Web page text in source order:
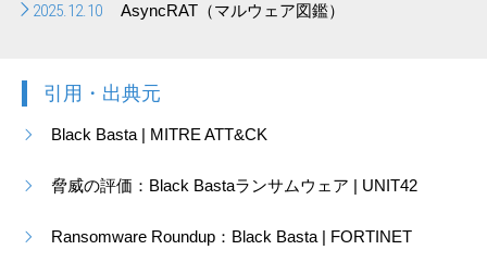
2025.12.10 AsyncRAT（マルウェア図鑑）
引用・出典元
Black Basta | MITRE ATT&CK
脅威の評価：Black Bastaランサムウェア | UNIT42
Ransomware Roundup：Black Basta | FORTINET